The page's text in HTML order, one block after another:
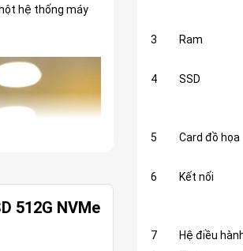
3
Ram
4
SSD
5
Card đồ họa
6
Kết nối
7
Hệ điều
hệ thống máy
512G NVMe